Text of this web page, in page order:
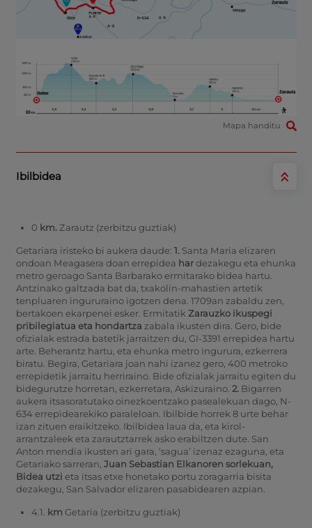
Mapa handitu
Ibilbidea
0 km. Zarautz (zerbitzu guztiak)
Getariara iristeko bi aukera daude: 1.Santa Maria elizaren
ondoan Meagasera doan errepidea hardezakegu eta ehunka
metro geroago Santa Barbarako ermitarako bidea hartu.
Antzinako galtzada bat da, txakolin-mahastien artetik
tenpluaren ingururaino igotzen dena. 1709an zabaldu zen,
bertakoen ekarpenei esker. Ermitatik Zarauzko ikuspegi
pribilegiatua eta hondartza zabala ikusten dira. Gero, bide
ofizialak estrada batetik jarraitzen du, GI-3391 errepidea hartu
arte. Beherantz hartu, eta ehunka metro ingurura, ezkerrera
biratu. Begira, Getariara joan nahi izanez gero, 400 metroko
errepidetik jarraitu herriraino. Bide ofizialak jarraitu egiten du
bidegurutze horretan, ezkerretara, Askizuraino. 2.Bigarren
aukera itsasoratutako oinezkoentzako pasealekuan dago, N-
634 errepidearekiko paraleloan. Ibilbide horrek 8 urte behar
izan zituen eraikitzeko. Ibilbidea laua da, eta kirol-
arrantzaleek eta zarautztarrek asko erabiltzen dute. San
Anton mendia ikusten ari gara, ‘sagua’ izenaz ezaguna, eta
Getariako sarreran, Juan Sebastian Elkanoren sorlekuan,
Bidea utzi eta itsas etxe honetako portu zoragarria bisita
dezakegu, San Salvador elizaren pasabidearen azpian.
4.1. km Getaria (zerbitzu guztiak)